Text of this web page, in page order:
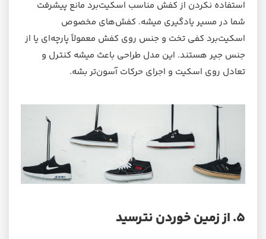
استفاده نکردن از کفش مناسب اسکیت‌برد مانع پیشرفت
شما در مسیر یادگیری میشه. کفش‌های مخصوص
اسکیت‌برد کفی تخت و جنس روی کفش معمولاً پارچه‌ای یا از
جنس جیر هستند. این مدل طراحی باعث میشه کنترل و
تعادل روی اسکیت و اجرای حرکات آسون‌تر بشه.
۵. از زمین خوردن نترسید